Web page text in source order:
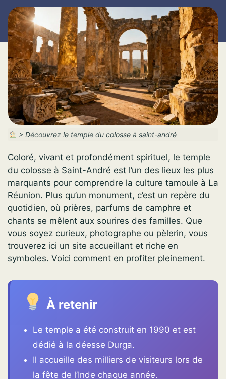
> Découvrez le temple du colosse à saint-andré
Coloré, vivant et profondément spirituel, le temple
du colosse à Saint-André est l’un des lieux les plus
marquants pour comprendre la culture tamoule à La
Réunion. Plus qu’un monument, c’est un repère du
quotidien, où prières, parfums de camphre et
chants se mêlent aux sourires des familles. Que
vous soyez curieux, photographe ou pèlerin, vous
trouverez ici un site accueillant et riche en
symboles. Voici comment en profiter pleinement.
À retenir
Le temple a été construit en 1990 et est
dédié à la déesse Durga.
Il accueille des milliers de visiteurs lors de
la fête de l’Inde chaque année.